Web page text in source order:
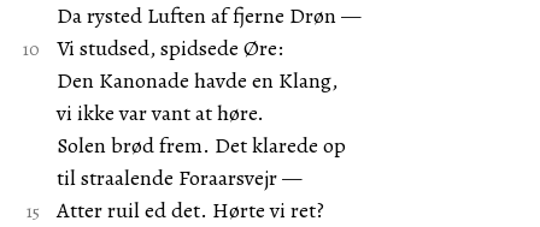
Da rysted Luften af fjerne Drøn —
Vi studsed, spidsede Øre:
Den Kanonade havde en Klang,
vi ikke var vant at høre.
Solen brød frem. Det klarede op
til straalende Foraarsvejr —
Atter ruil ed det. Hørte vi ret?